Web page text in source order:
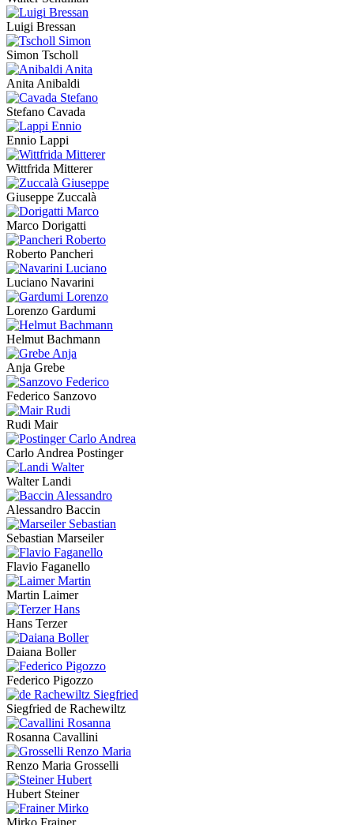
Luigi Bressan
Simon Tscholl
Anita Anibaldi
Stefano Cavada
Ennio Lappi
Wittfrida Mitterer
Giuseppe Zuccalà
Marco Dorigatti
Roberto Pancheri
Luciano Navarini
Lorenzo Gardumi
Helmut Bachmann
Anja Grebe
Federico Sanzovo
Rudi Mair
Carlo Andrea Postinger
Walter Landi
Alessandro Baccin
Sebastian Marseiler
Flavio Faganello
Martin Laimer
Hans Terzer
Daiana Boller
Federico Pigozzo
Siegfried de Rachewiltz
Rosanna Cavallini
Renzo Maria Grosselli
Hubert Steiner
Mirko Frainer